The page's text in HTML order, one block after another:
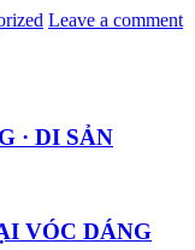
Leave a comment
· DI SẢN
VÓC DÁNG